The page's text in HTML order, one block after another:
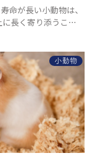
命が長い小動物は、
長く寄り添うこと
小動物